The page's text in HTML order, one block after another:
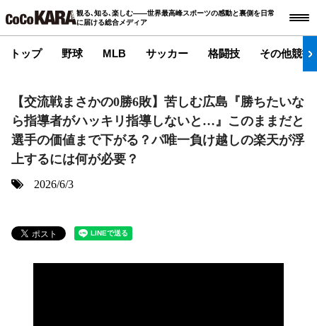
観る､知る､楽しむ――世界最高峰スポーツの感動と裏側を日常
に届ける総合メディア
トップ 野球 MLB サッカー 格闘技 その他競技
【交流戦まさかの0勝6敗】苦しむ広島『勝ちたいな
ら指導者がハッキリ指導しないと…』このままだと
選手の価値まで下がる？パ唯一負け越しの楽天が浮
上するには何が必要？
2026/6/3